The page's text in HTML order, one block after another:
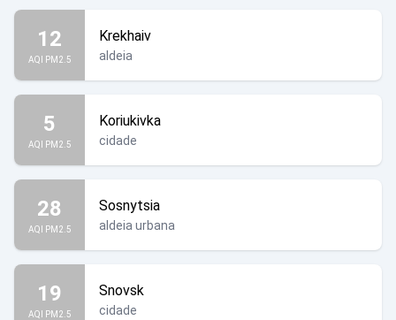
12
AQI PM2.5
Krekhaiv
aldeia
5
AQI PM2.5
Koriukivka
cidade
28
AQI PM2.5
Sosnytsia
aldeia urbana
19
AQI PM2.5
Snovsk
cidade